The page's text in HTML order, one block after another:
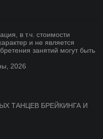
в т.ч. стоимости
и не является
занятий могут быть
2026
ТАНЦЕВ БРЕЙКИНГА И